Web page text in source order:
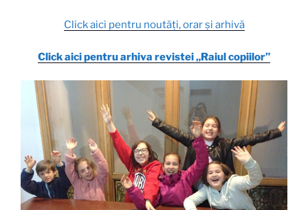
Click aici pentru noutăţi, orar și arhivă
Click aici pentru arhiva revistei „Raiul copiilor”